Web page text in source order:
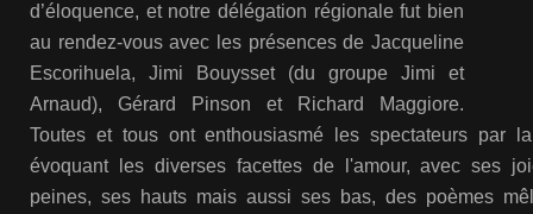
d’éloquence, et notre délégation régionale fut bien
au rendez-vous avec les présences de Jacqueline
Escorihuela, Jimi Bouysset (du groupe Jimi et
Arnaud), Gérard Pinson et Richard Maggiore.
Toutes et tous ont enthousiasmé les spectateurs par
évoquant les diverses facettes de l'amour, avec ses
peines, ses hauts mais aussi ses bas, des poèmes